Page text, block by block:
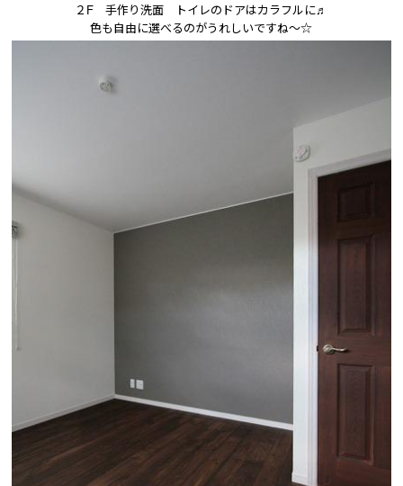
２F　手作り洗面　トイレのドアはカラフルに♬
色も自由に選べるのがうれしいですね〜☆